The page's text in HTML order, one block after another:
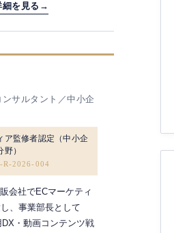
を見る →
サルタント／中小企
ア監修者認定（中小企
）
R-2026-004
会社でECマーケティ
、事業部長として
・動画コンテンツ戦